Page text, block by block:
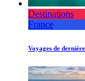
Destinations
France
Voyages de